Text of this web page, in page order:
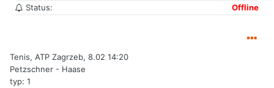
Status:
Offline
Tenis, ATP Zagrzeb, 8.02 14:20
Petzschner - Haase
typ: 1